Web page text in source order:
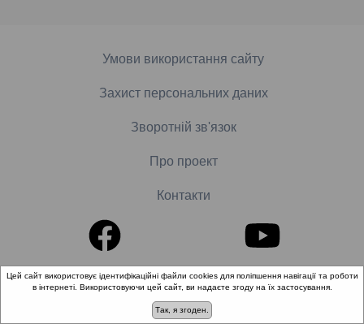
Умови використання сайту
Захист персональних даних
Зворотній зв'язок
Про проект
Контакти
© 2018-2026 «Школа доказової медицини». Всі права
захищені.
Цей сайт використовує ідентифікаційні файли cookies для поліпшення навігації та роботи
в інтернеті. Використовуючи цей сайт, ви надаєте згоду на їх застосування.
Так, я згоден.